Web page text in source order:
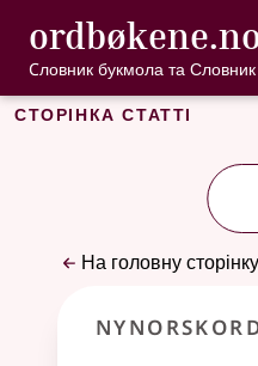
Перейти до
Доступність
Cловник букмола та
Сторінка статті
На головну сторінку